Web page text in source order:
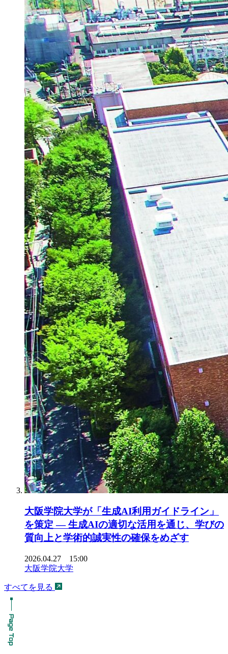
大阪学院大学が「生成AI利用ガイドライン」
を策定 ― 生成AIの適切な活用を通じ、学びの
質向上と学術的誠実性の確保をめざす
2026.04.27 15:00
大阪学院大学
すべてを見る